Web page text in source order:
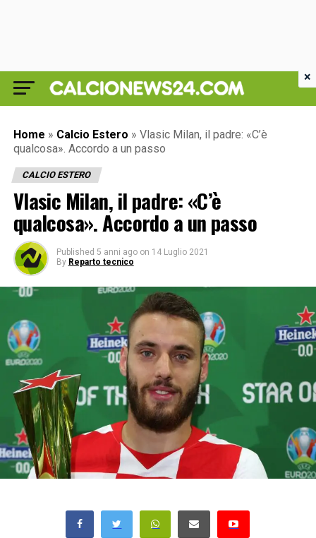
Home » Calcio Estero » Vlasic Milan, il padre: «C’è
qualcosa». Accordo a un passo
CALCIO ESTERO
Vlasic Milan, il padre: «C’è
qualcosa». Accordo a un passo
Published 5 anni ago on 14 Luglio 2021
By Reparto tecnico
×